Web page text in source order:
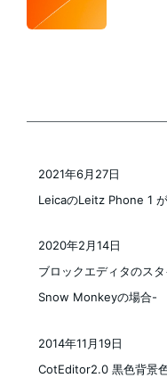
LeicaのLeitz Phone 1
投稿日
2021年6月27日
ブロックエディタのス
Snow Monkeyの場合-
2020年2月14日
CotEditor2.0 黒色背景
2014年11月19日